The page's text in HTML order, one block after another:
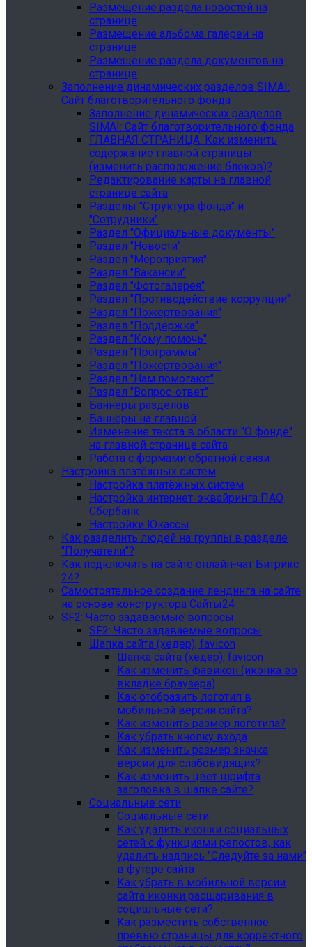
Размещение раздела новостей на
странице
Размещение альбома галереи на
странице
Размещение раздела документов на
странице
Заполнение динамических разделов SIMAI:
Сайт благотворительного фонда
Заполнение динамических разделов
SIMAI: Сайт благотворительного фонда
ГЛАВНАЯ СТРАНИЦА. Как изменить
содержание главной страницы
(изменить расположение блоков)?
Редактирование карты на главной
странице сайта
Разделы "Структура фонда" и
"Сотрудники"
Раздел "Официальные документы"
Раздел "Новости"
Раздел "Мероприятия"
Раздел "Вакансии"
Раздел "Фотогалерея"
Раздел "Противодействие коррупции"
Раздел "Пожертвования"
Раздел "Поддержка"
Раздел "Кому помочь"
Раздел "Программы"
Раздел "Пожертвования"
Раздел "Нам помогают"
Раздел "Вопрос-ответ"
Баннеры разделов
Баннеры на главной
Изменение текста в области "О фонде"
на главной странице сайта
Работа с формами обратной связи
Настройка платёжных систем
Настройка платёжных систем
Настройка интернет-эквайринга ПАО
Сбербанк
Настройки Юкассы
Как разделить людей на группы в разделе
"Получатели"?
Как подключить на сайте онлайн-чат Битрикс
24?
Самостоятельное создание лендинга на сайте
на основе конструктора Сайты24
SF2: Часто задаваемые вопросы
SF2: Часто задаваемые вопросы
Шапка сайта (хедер), favicon
Шапка сайта (хедер), favicon
Как изменить фавикон (иконка во
вкладке браузера)
Как отобразить логотип в
мобильной версии сайта?
Как изменить размер логотипа?
Как убрать кнопку входа
Как изменить размер значка
версии для слабовидящих?
Как изменить цвет шрифта
заголовка в шапке сайте?
Социальные сети
Социальные сети
Как удалить иконки социальных
сетей с функциями репостов, как
удалить надпись "Следуйте за нами"
в футере сайта
Как убрать в мобильной версии
сайта иконки расшаривания в
социальные сети?
Как разместить собственное
превью страницы для корректного